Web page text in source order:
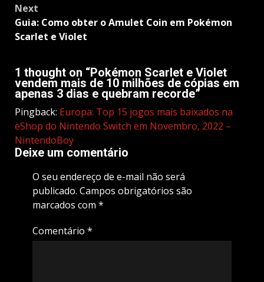
Next
Guia: Como obter o Amulet Coin em Pokémon
Scarlet e Violet
1 thought on “Pokémon Scarlet e Violet
vendem mais de 10 milhões de cópias em
apenas 3 dias e quebram recorde”
Pingback: Europa: Top 15 jogos mais baixados na
eShop do Nintendo Switch em Novembro, 2022 –
NintendoBoy
Deixe um comentário
O seu endereço de e-mail não será
publicado. Campos obrigatórios são
marcados com *
Comentário *